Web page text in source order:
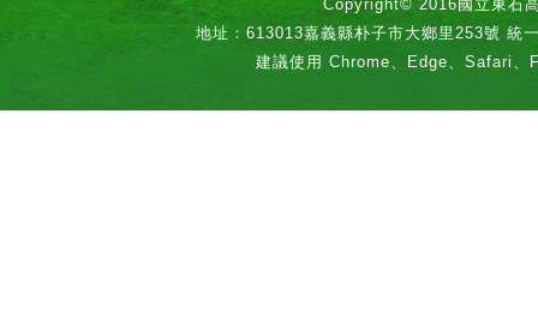
Copyright© 2016國立東石
地址：613013嘉義縣朴子市大鄉里253號 統
建議使用 Chrome、Edge、Safari